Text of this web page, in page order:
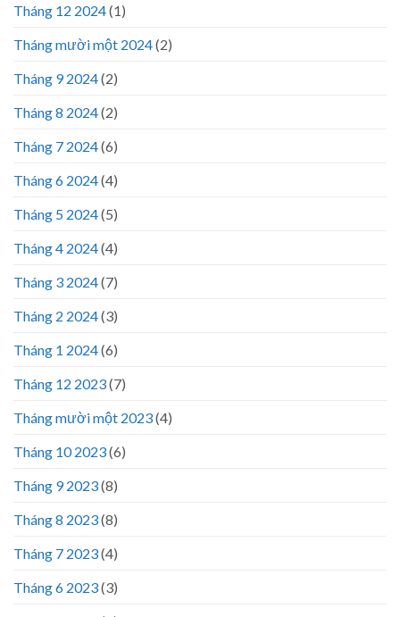
Tháng 12 2024(1)
Tháng mười một 2024(2)
Tháng 9 2024(2)
Tháng 8 2024(2)
Tháng 7 2024(6)
Tháng 6 2024(4)
Tháng 5 2024(5)
Tháng 4 2024(4)
Tháng 3 2024(7)
Tháng 2 2024(3)
Tháng 1 2024(6)
Tháng 12 2023(7)
Tháng mười một 2023(4)
Tháng 10 2023(6)
Tháng 9 2023(8)
Tháng 8 2023(8)
Tháng 7 2023(4)
Tháng 6 2023(3)